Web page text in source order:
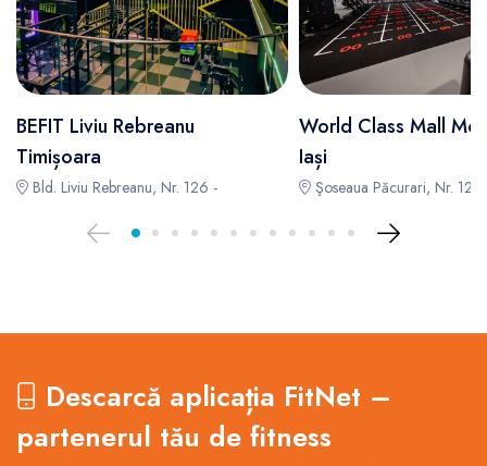
BEFIT Liviu Rebreanu
Timișoara
Bld. Liviu Rebreanu, Nr. 126 -
World Class Mall
Iași
Şoseaua Păcurari, Nr. 121 -
Descarcă aplicația FitNet –
partenerul tău de fitness